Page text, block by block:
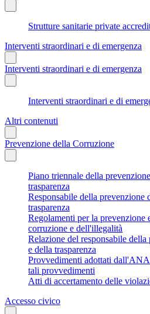
Strutture sanitarie private
Interventi straordinari e di emergenza
Interventi straordinari e di emergenza
Interventi straordinari e di
Altri contenuti
Prevenzione della Corruzione
Piano triennale della
trasparenza
Responsabile della prevenzione
trasparenza
Regolamenti per la prevenzione
corruzione e dell'illegalità
Relazione del responsabile
e della trasparenza
Provvedimenti adottati
tali provvedimenti
Atti di accertamento delle
Accesso civico